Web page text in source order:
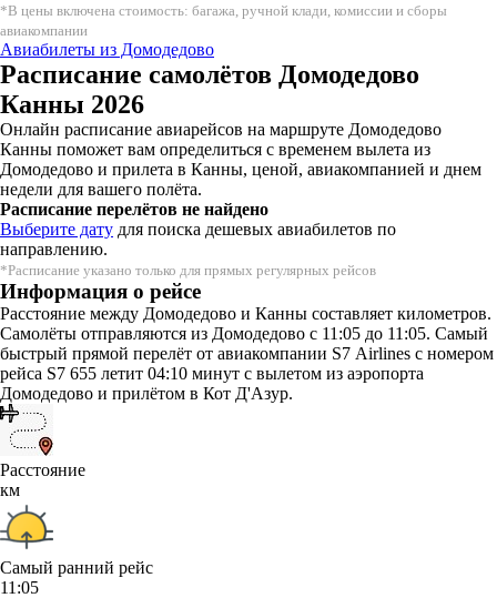
*В цены включена стоимость: багажа, ручной клади, комиссии и сборы
авиакомпании
Авиабилеты из Домодедово
Расписание самолётов Домодедово
Канны 2026
Онлайн расписание авиарейсов на маршруте Домодедово
Канны поможет вам определиться с временем вылета из
Домодедово и прилета в Канны, ценой, авиакомпанией и днем
недели для вашего полёта.
Расписание перелётов не найдено
Выберите дату для поиска дешевых авиабилетов по
направлению.
*Расписание указано только для прямых регулярных рейсов
Информация о рейсе
Расстояние между Домодедово и Канны составляет километров.
Самолёты отправляются из Домодедово с 11:05 до 11:05. Самый
быстрый прямой перелёт от авиакомпании S7 Airlines с номером
рейса S7 655 летит 04:10 минут с вылетом из аэропорта
Домодедово и прилётом в Кот Д'Азур.
Расстояние
км
Самый ранний рейс
11:05